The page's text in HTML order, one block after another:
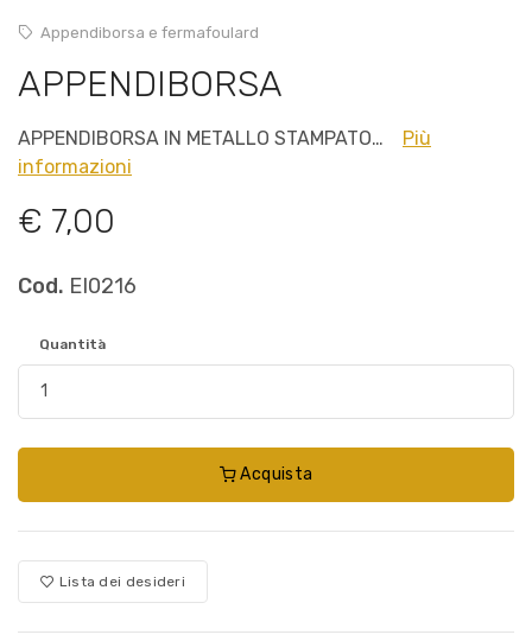
Appendiborsa e fermafoulard
APPENDIBORSA
APPENDIBORSA IN METALLO STAMPATO…
Più
informazioni
€ 7,00
Cod. EI0216
Quantità
Acquista
Lista dei desideri